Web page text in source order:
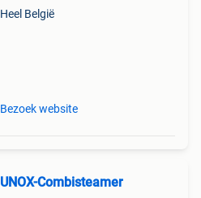
Heel België
Bezoek website
UNOX-Combisteamer